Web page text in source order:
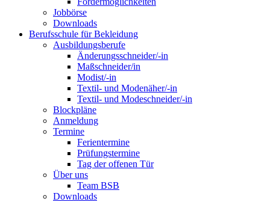
Jobbörse
Downloads
Berufsschule für Bekleidung
Ausbildungsberufe
Änderungsschneider/-in
Maßschneider/in
Modist/-in
Textil- und Modenäher/-in
Textil- und Modeschneider/-in
Blockpläne
Anmeldung
Termine
Ferientermine
Prüfungstermine
Tag der offenen Tür
Über uns
Team BSB
Downloads